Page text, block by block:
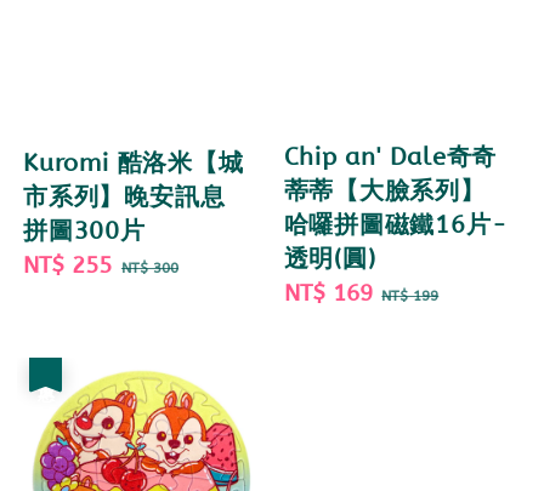
Kuromi 酷洛米【城
市系列】晚安訊息
拼圖300片
Sale
NT$ 255 Regular
NT$ 300
Chip an' Dale奇奇
蒂蒂【大臉系列】
哈囉拼圖磁鐵16片-
透明(圓)
Sale
NT$ 169 Regular
NT$ 199